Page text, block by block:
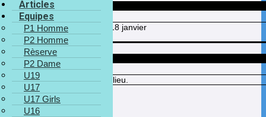
Articles
Equipes
P1 Homme
P2 Homme
Rèserve
P2 Dame
U19
U17
U17 Girls
U16
Date
Jour du match
dimanche 18 janvier
Heure du match11H00
Lieu
Aucune information sur le lieu.